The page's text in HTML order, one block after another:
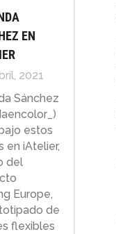
EN
2021
Sánchez
estos
en iAtelier,
del
Europe,
de
flexibles